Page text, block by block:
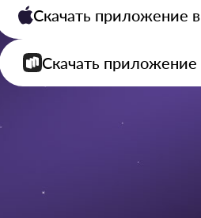
Скачать приложение
Скачать приложение